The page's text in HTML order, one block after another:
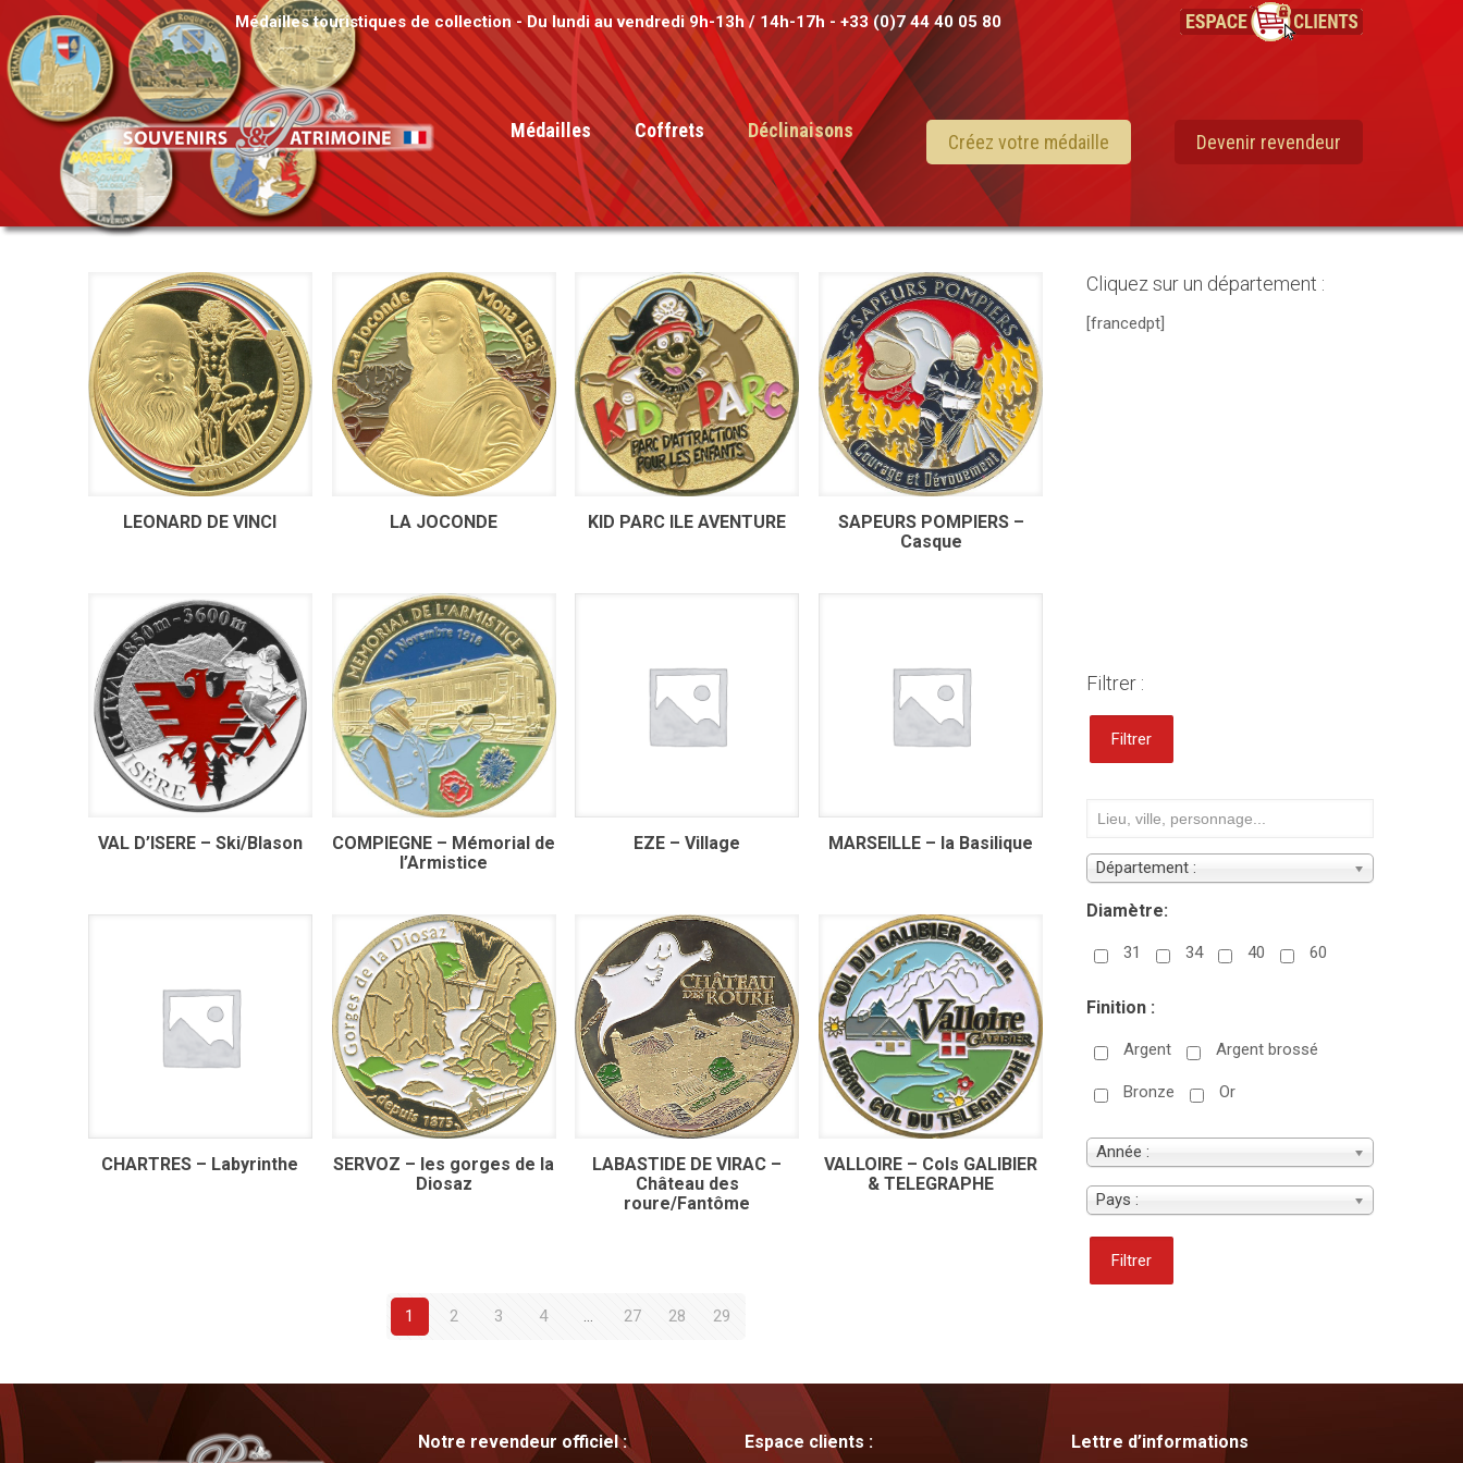
Médailles touristiques de collection - Du lundi au vendredi 9h-13h / 14h-17h - +33 (0)7 44 40 05 80
Médailles Coffrets Déclinaisons Créez votre médaille Devenir revendeur
LEONARD DE VINCI LA JOCONDE KID PARC ILE AVENTURE
SAPEURS POMPIERS –
Casque
VAL D’ISERE – Ski/Blason
COMPIEGNE – Mémorial de
l’Armistice
EZE – Village MARSEILLE – la Basilique
CHARTRES – Labyrinthe
SERVOZ – les gorges de la
Diosaz
LABASTIDE DE VIRAC –
Château des
roure/Fantôme
VALLOIRE – Cols GALIBIER
& TELEGRAPHE
1 2 3 4 27 28 29
Cliquez sur un département :
[francedpt]
Filtrer :
Filtrer
Département :
Diamètre:
31 34 40 60
Finition :
Argent Argent brossé
Bronze Or
Année :
Pays :
Filtrer
Notre revendeur officiel : Espace clients : Lettre d’informations